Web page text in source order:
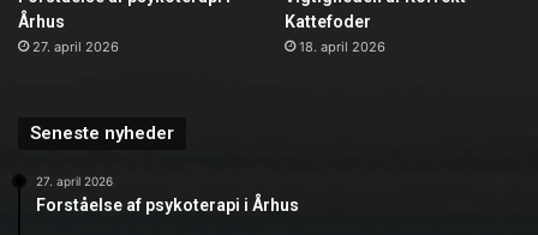
Århus
27. april 2026
Kattefoder
18. april 2026
Seneste nyheder
27. april 2026
Forståelse af psykoterapi i Århus